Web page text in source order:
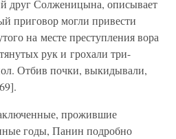
друг Солженицына, описывает
приговор могли привести
на месте преступления вора
рук и грохали три-
Отбив почки, выкидывали,
прожившие
годы, Панин подробно